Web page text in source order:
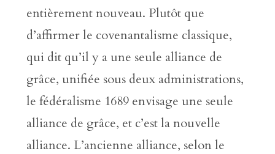
entièrement nouveau. Plutôt que
d’affirmer le covenantalisme classique,
qui dit qu’il y a une seule alliance de
grâce, unifiée sous deux administrations,
le fédéralisme 1689 envisage une seule
alliance de grâce, et c’est la nouvelle
alliance. L’ancienne alliance, selon le